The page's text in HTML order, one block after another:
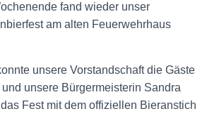
fand wieder unser
am alten Feuerwehrhaus
unsere Vorstandschaft die Gäste
unsere Bürgermeisterin Sandra
Fest mit dem offiziellen Bieranstich